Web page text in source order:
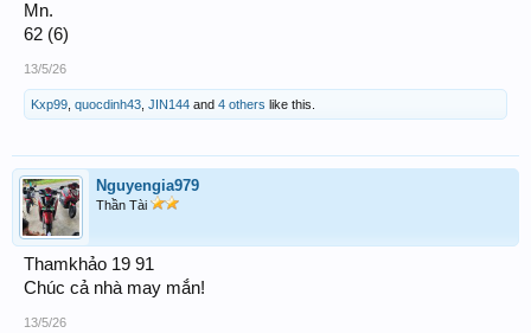
Mn.
62 (6)
13/5/26
Kxp99 quocdinh43 JIN144 and 4 others like this.
Nguyengia979
Thần Tài
Thamkhảo 19 91
Chúc cả nhà may mắn!
13/5/26